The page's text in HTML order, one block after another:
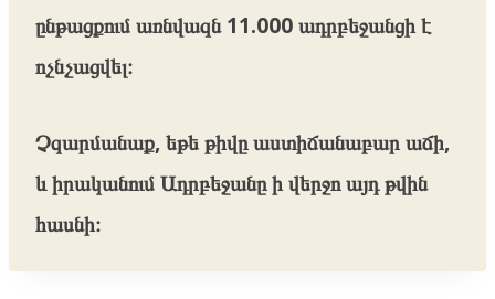
ընթացքում առնվազն 11.000 ադրբեջանցի է
ոչնչացվել։
Չզարմանաք, եթե թիվը աստիճանաբար աճի,
և իրականում Ադրբեջանը ի վերջո այդ թվին
հասնի։